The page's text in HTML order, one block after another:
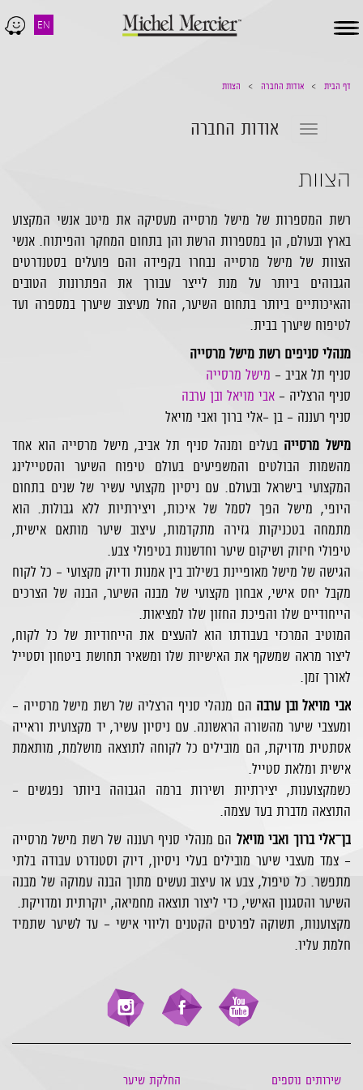
EN
Toggle
דף הבית אודות החברה הצוות
אודות החברהToggle
הצוות
רשת המספרות של מישל מרסייה מעסיקה את מיטב אנשי המקצוע
בארץ ובעולם, הן במספרות הרשת והן בתחום המחקר והפיתוח. אנשי
הצוות של מישל מרסייה נבחרו בקפידה והם פועלים בסטנדרטים
הגבוהים ביותר על מנת לייצר עבורך את הפתרונות הטובים
והאיכותיים ביותר בתחום השיער, החל מעיצוב שיערך במספרה ועד
לטיפוח שיערך בבית.
מנהלי סניפים רשת מישל מרסייה
סניף תל אביב - מישל מרסייה
סניף הרצליה - אבי מויאל ובן ערבה
סניף רעננה - בן -אלי ברוך ואבי מויאל
מישל מרסייה בעלים ומנהל סניף תל אביב, מישל מרסייה הוא אחד
מהשמות הבולטים והמשפיעים בעולם טיפוח השיער והסטיילינג
המקצועי בישראל ובעולם. עם ניסיון מקצועי עשיר של שנים בתחום
היופי, מישל הפך לסמל של איכות, ויצירתיות ללא גבולות. הוא
מתמחה בטכניקות גזירה מתקדמות, עיצוב שיער מותאם אישית,
טיפולי חיזוק ושיקום שיער וחדשנות בטיפולי צבע.
הגישה של מישל מאופיינת בשילוב בין אמנות ודיוק מקצועי – כל לקוח
מקבל יחס אישי, אבחון מקצועי של מבנה השיער, הבנה של הצרכים
הייחודיים שלו והפיכת החזון שלו למציאות.
המוטיב המרכזי בעבודתו הוא להעצים את הייחודיות של כל לקוח,
ליצור מראה שמשקף את האישיות שלו ומשאיר תחושת ביטחון וסטייל
לאורך זמן.
אבי מויאל ובן ערבה הם מנהלי סניף הרצליה של רשת מישל מרסייה -
ומעצבי שיער מהשורה הראשונה. עם ניסיון עשיר, יד מקצועית וראייה
אסתטית מדויקת, הם מובילים כל לקוחה לתוצאה מושלמת, מותאמת
אישית ומלאת סטייל.
כשמקצוענות, יצירתיות ושירות ברמה הגבוהה ביותר נפגשים -
התוצאה מדברת בעד עצמה.
בן־אלי ברוך ואבי מויאל הם מנהלי סניף רעננה של רשת מישל מרסייה
- צמד מעצבי שיער מובילים בעלי ניסיון, דיוק וסטנדרט עבודה בלתי
מתפשר. כל טיפול, צבע או עיצוב נעשים מתוך הבנה עמוקה של מבנה
השיער והסגנון האישי, כדי ליצור תוצאה מחמיאה, יוקרתית ומדויקת.
מקצוענות, תשוקה לפרטים הקטנים וליווי אישי - עד לשיער שתמיד
חלמת עליו.
שירותים נוספים החלקת שיער